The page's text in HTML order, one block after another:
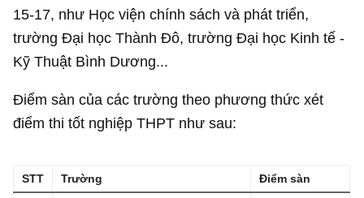
15-17, như Học viện chính sách và phát triển,
trường Đại học Thành Đô, trường Đại học Kinh tế -
Kỹ Thuật Bình Dương...
Điểm sàn của các trường theo phương thức xét
điểm thi tốt nghiệp THPT như sau:
STT Trường Điểm sàn